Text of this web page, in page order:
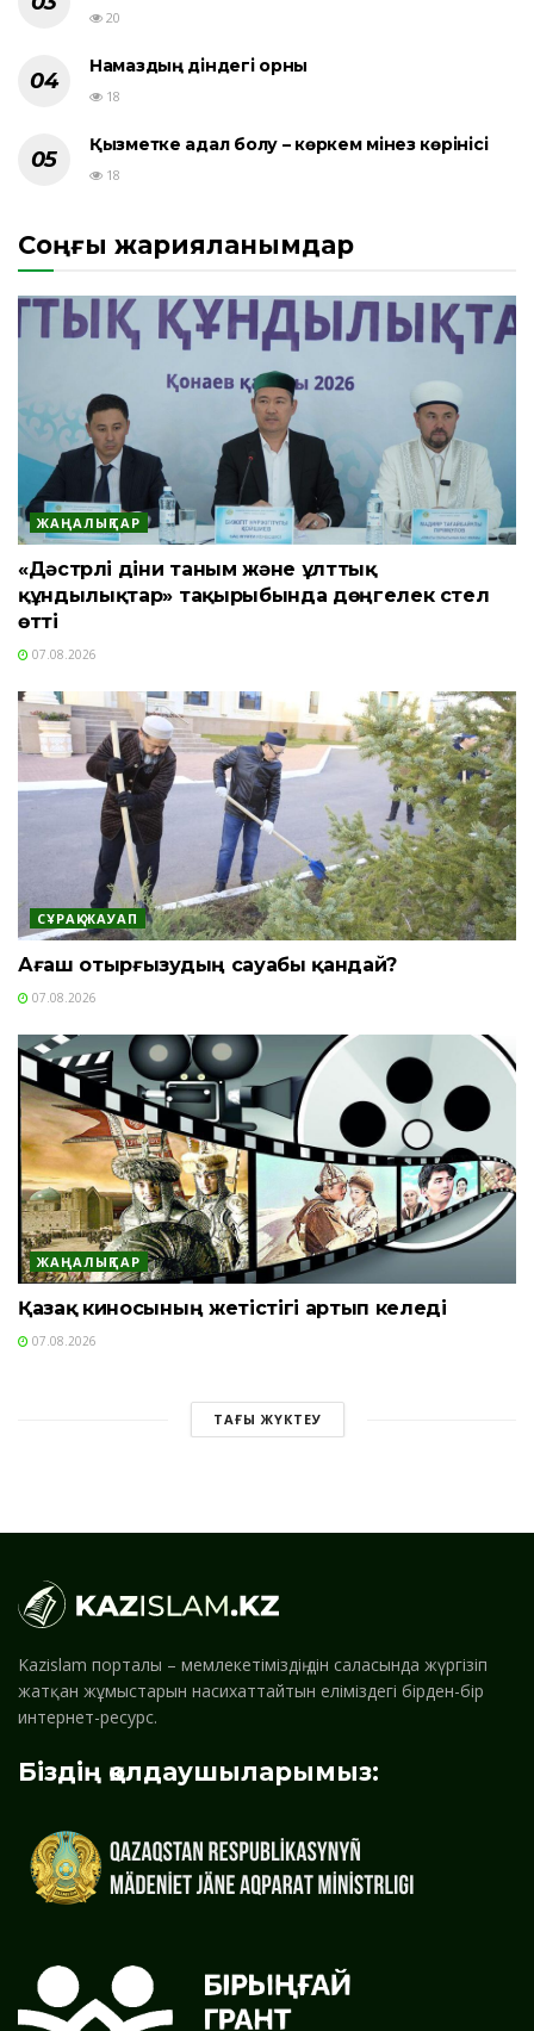
20
Намаздың діндегі орны
18
Қызметке адал болу – көркем мінез көрінісі
18
Соңғы жарияланымдар
ЖАҢАЛЫҚТАР
«Дәстүрлі діни таным және ұлттық
құндылықтар» тақырыбында дөңгелек үстел
өтті
07.08.2026
СҰРАҚ-ЖАУАП
Ағаш отырғызудың сауабы қандай?
07.08.2026
ЖАҢАЛЫҚТАР
Қазақ киносының жетістігі артып келеді
07.08.2026
ТАҒЫ ЖҮКТЕУ
Kazislam порталы – мемлекетіміздің дін саласында жүргізіп
жатқан жұмыстарын насихаттайтын еліміздегі бірден-бір
интернет-ресурс.
Біздің қолдаушыларымыз: